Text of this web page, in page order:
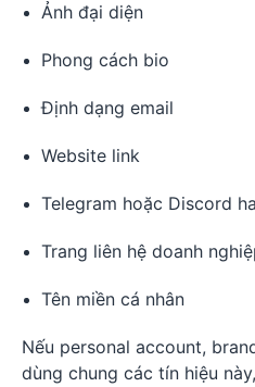
Ảnh đại diện
Phong cách bio
Định dạng email
Website link
Telegram hoặc Discord
Trang liên hệ doanh
Tên miền cá nhân
Nếu personal account,
dùng chung các tín hiệu